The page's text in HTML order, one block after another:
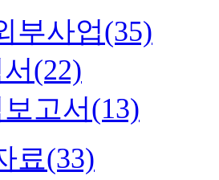
부사업(35)
(22)
고서 (13)
료(33)